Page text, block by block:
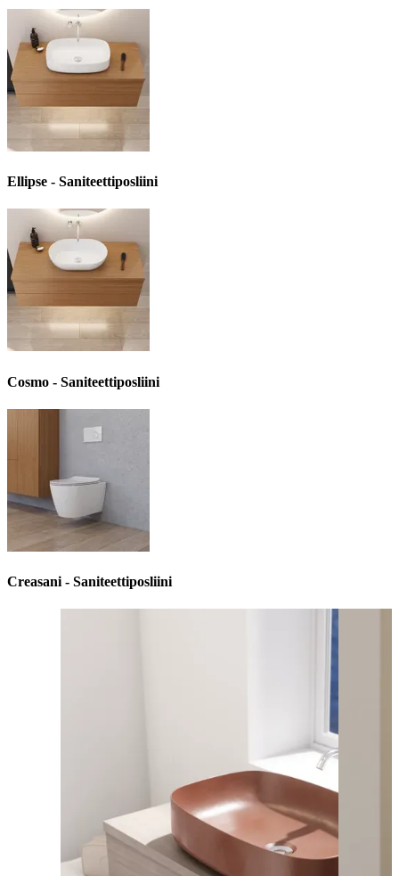
Ellipse - Saniteettiposliini
Cosmo - Saniteettiposliini
Creasani - Saniteettiposliini